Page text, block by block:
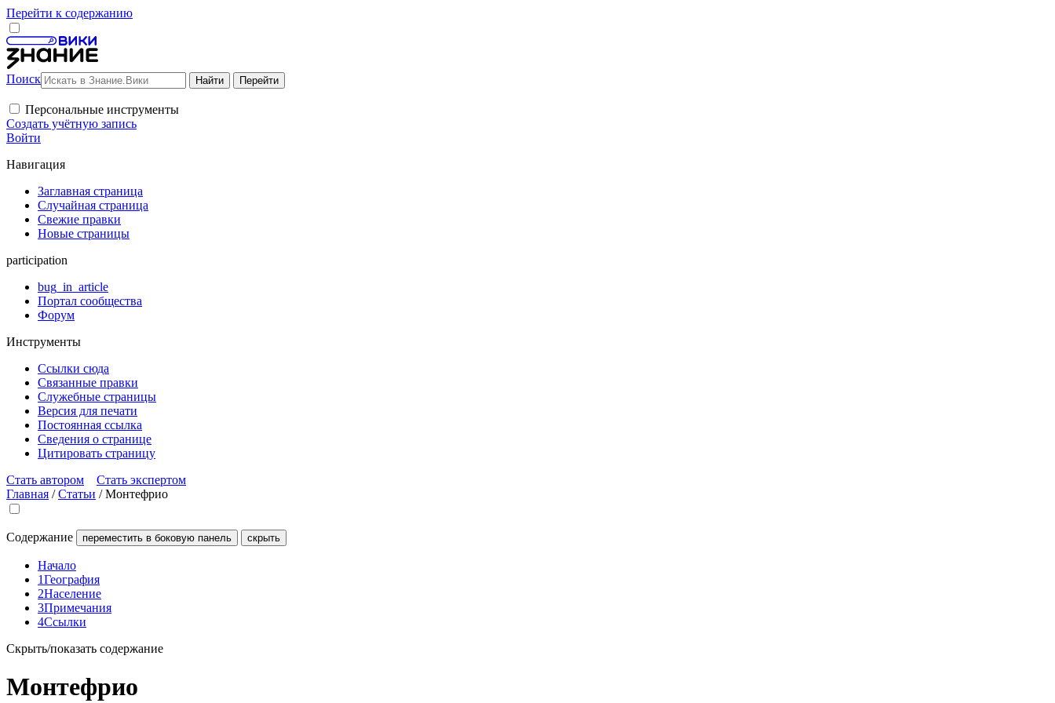
Перейти к содержанию
Поиск
Персональные инструменты
Создать учётную запись
Войти
Навигация
Заглавная страница
Случайная страница
Свежие правки
Новые страницы
participation
bug_in_article
Портал сообщества
Форум
Инструменты
Ссылки сюда
Связанные правки
Служебные страницы
Версия для печати
Постоянная ссылка
Сведения о странице
Цитировать страницу
Стать автором
Стать экспертом
Главная /Статьи /Монтефрио
Содержание переместить в боковую панель скрыть
Начало
1География
2Население
3Примечания
4Ссылки
Скрыть/показать содержание
Монтефрио